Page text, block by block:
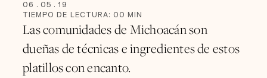
06 . 05 . 19
TIEMPO DE LECTURA: 00 MIN
Las comunidades de Michoacán son
dueñas de técnicas e ingredientes de estos
platillos con encanto.